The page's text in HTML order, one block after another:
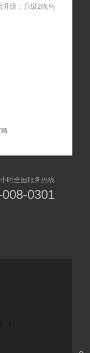
升级：升级2晚乌
断
时全国服务热线
0301
）